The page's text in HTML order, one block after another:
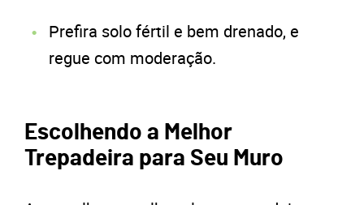
Prefira solo fértil e bem drenado, e
regue com moderação.
Escolhendo a Melhor
Trepadeira para Seu Muro